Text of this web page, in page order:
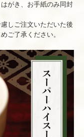
がき、お手紙のみ同封
しご注文いただいた後
ご了承ください。